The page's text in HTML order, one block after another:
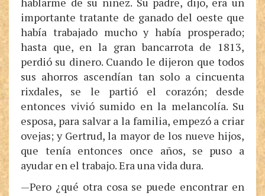
importante tratante de ganado del oeste que
había trabajado mucho y había prosperado;
hasta que, en la gran bancarrota de 1813,
perdió su dinero. Cuando le dijeron que todos
sus ahorros ascendían tan solo a cincuenta
rixdales, se le partió el corazón; desde
entonces vivió sumido en la melancolía. Su
esposa, para salvar a la familia, empezó a criar
ovejas; y Gertrud, la mayor de los nueve hijos,
que tenía entonces once años, se puso a
ayudar en el trabajo. Era una vida dura.
—Pero ¿qué otra cosa se puede encontrar en